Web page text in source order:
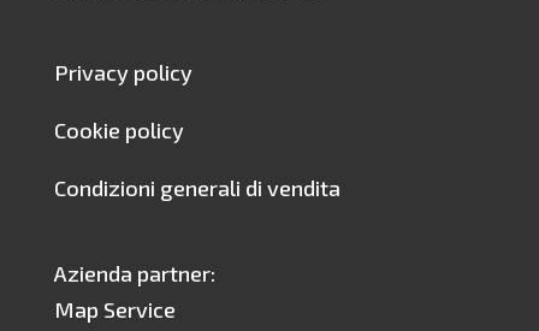
Privacy policy
Cookie policy
Condizioni generali di vendita
Azienda partner:
Map Service